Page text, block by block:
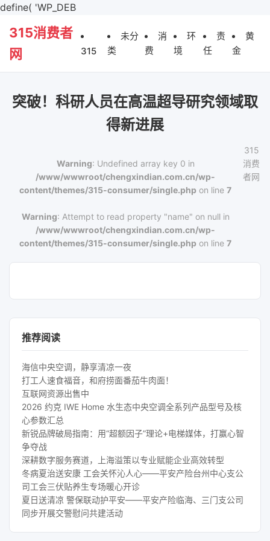
define( 'WP_DEB
315消费者
网
315
未分
类
消
费
环
境
责
任
黄
金
突破！科研人员在高温超导研究领域取
得新进展
Warning: Undefined array key 0 in
/www/wwwroot/chengxindian.com.cn/wp-
content/themes/315-consumer/single.php on line7
Warning: Attempt to read property "name" on null in
/www/wwwroot/chengxindian.com.cn/wp-
content/themes/315-consumer/single.php on line7
315
消费
者网
推荐阅读
海信中央空调，静享清凉一夜
打工人速食福音，和府捞面番茄牛肉面！
互联网资源出售中
2026 约克 IWE Home 水生态中央空调全系列产品型号及核
心参数汇总
新锐品牌破局指南：用“超额因子”理论+电梯媒体，打赢心智
争夺战
深耕数字服务赛道，上海溢策以专业赋能企业高效转型
冬病夏治送安康 工会关怀沁人心——平安产险台州中心支公
司工会三伏贴养生专场暖心开诊
夏日送清凉 警保联动护平安——平安产险临海、三门支公司
同步开展交警慰问共建活动